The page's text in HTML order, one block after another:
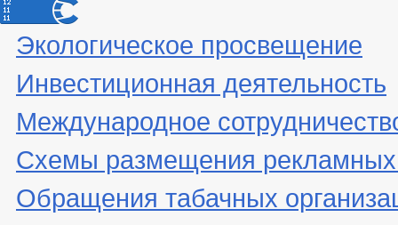
Экологическое просвещение
Инвестиционная деятельность
Международное
Схемы размещения рекламных
Обращения табачных